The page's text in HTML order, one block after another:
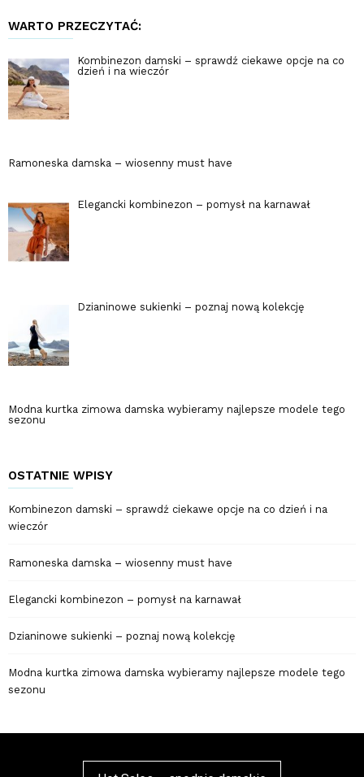
WARTO PRZECZYTAĆ:
Kombinezon damski – sprawdź ciekawe opcje na co
dzień i na wieczór
Ramoneska damska – wiosenny must have
Elegancki kombinezon – pomysł na karnawał
Dzianinowe sukienki – poznaj nową kolekcję
Modna kurtka zimowa damska wybieramy najlepsze modele tego
sezonu
OSTATNIE WPISY
Kombinezon damski – sprawdź ciekawe opcje na co dzień i na
wieczór
Ramoneska damska – wiosenny must have
Elegancki kombinezon – pomysł na karnawał
Dzianinowe sukienki – poznaj nową kolekcję
Modna kurtka zimowa damska wybieramy najlepsze modele tego
sezonu